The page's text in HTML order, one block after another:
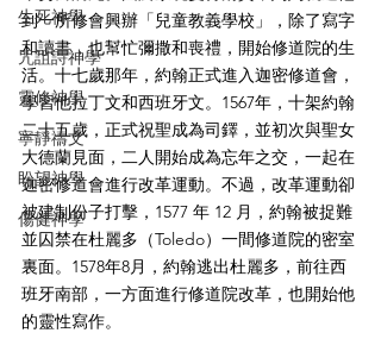
生死神學
咒詛詩神學
靈修神學
寧靜禱文
盼望神學
傷健神學
到一所修會興辦「兒童教義學校」，除了寫字
和讀書，也幫忙彌撒和喪禮，開始修道院的生
活。十七歲那年，約翰正式進入迦密修道會，
學習他拉丁文和西班牙文。1567年，十架約翰
二十五歲，正式祝聖成為司鐸，並初次與聖女
大德蘭見面，二人開始成為忘年之交，一起在
迦密修道會進行改革運動。不過，改革運動卻
被建制份子打擊，1577 年 12 月，約翰被捉難
並囚禁在杜麗多（Toledo）一間修道院的密室
裏面。1578年8月，約翰逃出杜麗多，前往西
班牙南部，一方面進行修道院改革，也開始他
的靈性寫作。